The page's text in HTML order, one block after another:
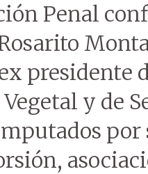
Penal
presidente
y de
por